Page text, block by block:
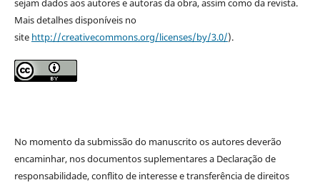
sejam dados aos autores e autoras da obra, assim como da revista.
Mais detalhes disponíveis no
site http://creativecommons.org/licenses/by/3.0/).
No momento da submissão do manuscrito os autores deverão
encaminhar, nos documentos suplementares a Declaração de
responsabilidade, conflito de interesse e transferência de direitos